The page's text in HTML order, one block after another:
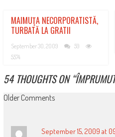
MAIMUŢA NECORPORATISTĂ,
TURBATĂ LA GRATII
September 30, 2009
59
5574
54 THOUGHTS ON “
COMMENT
Older Comments
September 15, 2009 at